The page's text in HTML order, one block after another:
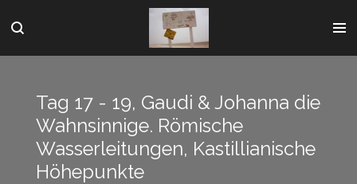
Hauptinhalt
springen
Tag 17 - 19, Gaudi & Johanna die
Wahnsinnige. Römische
Wasserleitungen, Kastillianische
Höhepunkte